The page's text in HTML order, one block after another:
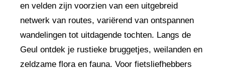
en velden zijn voorzien van een uitgebreid
netwerk van routes, variërend van ontspannen
wandelingen tot uitdagende tochten. Langs de
Geul ontdek je rustieke bruggetjes, weilanden en
zeldzame flora en fauna. Voor fietsliefhebbers